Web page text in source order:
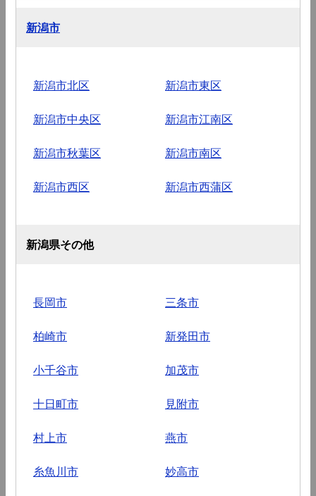
新潟市
新潟市北区 新潟市東区
新潟市中央区 新潟市江南区
新潟市秋葉区 新潟市南区
新潟市西区 新潟市西蒲区
新潟県その他
長岡市 三条市
柏崎市 新発田市
小千谷市 加茂市
十日町市 見附市
村上市 燕市
糸魚川市 妙高市